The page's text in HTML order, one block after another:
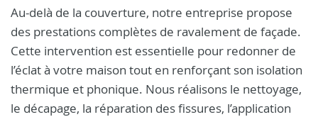
Au-delà de la couverture, notre entreprise propose
des prestations complètes de ravalement de façade.
Cette intervention est essentielle pour redonner de
l’éclat à votre maison tout en renforçant son isolation
thermique et phonique. Nous réalisons le nettoyage,
le décapage, la réparation des fissures, l’application